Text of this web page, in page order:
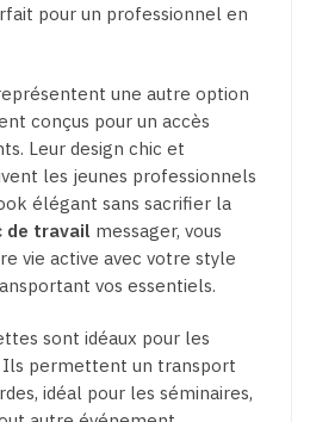
pour un professionnel en
une autre option
conçus pour un accès
Leur design chic et
les jeunes professionnels
élégant sans sacrifier la
de travail messager, vous
vie active avec votre style
vos essentiels.
sont idéaux pour les
Ils permettent un transport
idéal pour les séminaires,